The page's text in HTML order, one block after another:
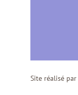
Site réalisé par